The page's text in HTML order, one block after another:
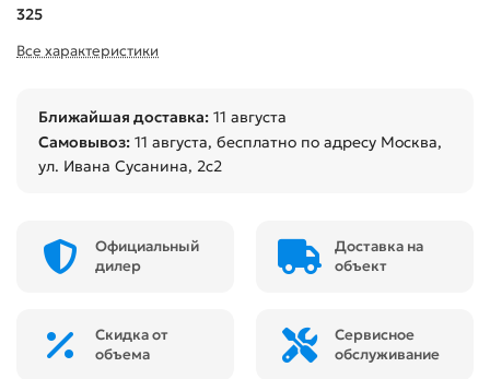
325
Все характеристики
Ближайшая доставка: 11 августа
Самовывоз: 11 августа, бесплатно по адресу Москва,
ул. Ивана Сусанина, 2с2
Официальный
дилер
Доставка на
объект
Скидка от
объема
Сервисное
обслуживание